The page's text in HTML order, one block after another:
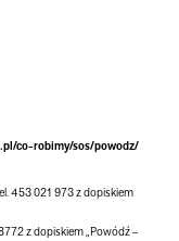
co-robimy/sos/powodz/
453 021 973 z dopiskiem
z dopiskiem „Powódź –